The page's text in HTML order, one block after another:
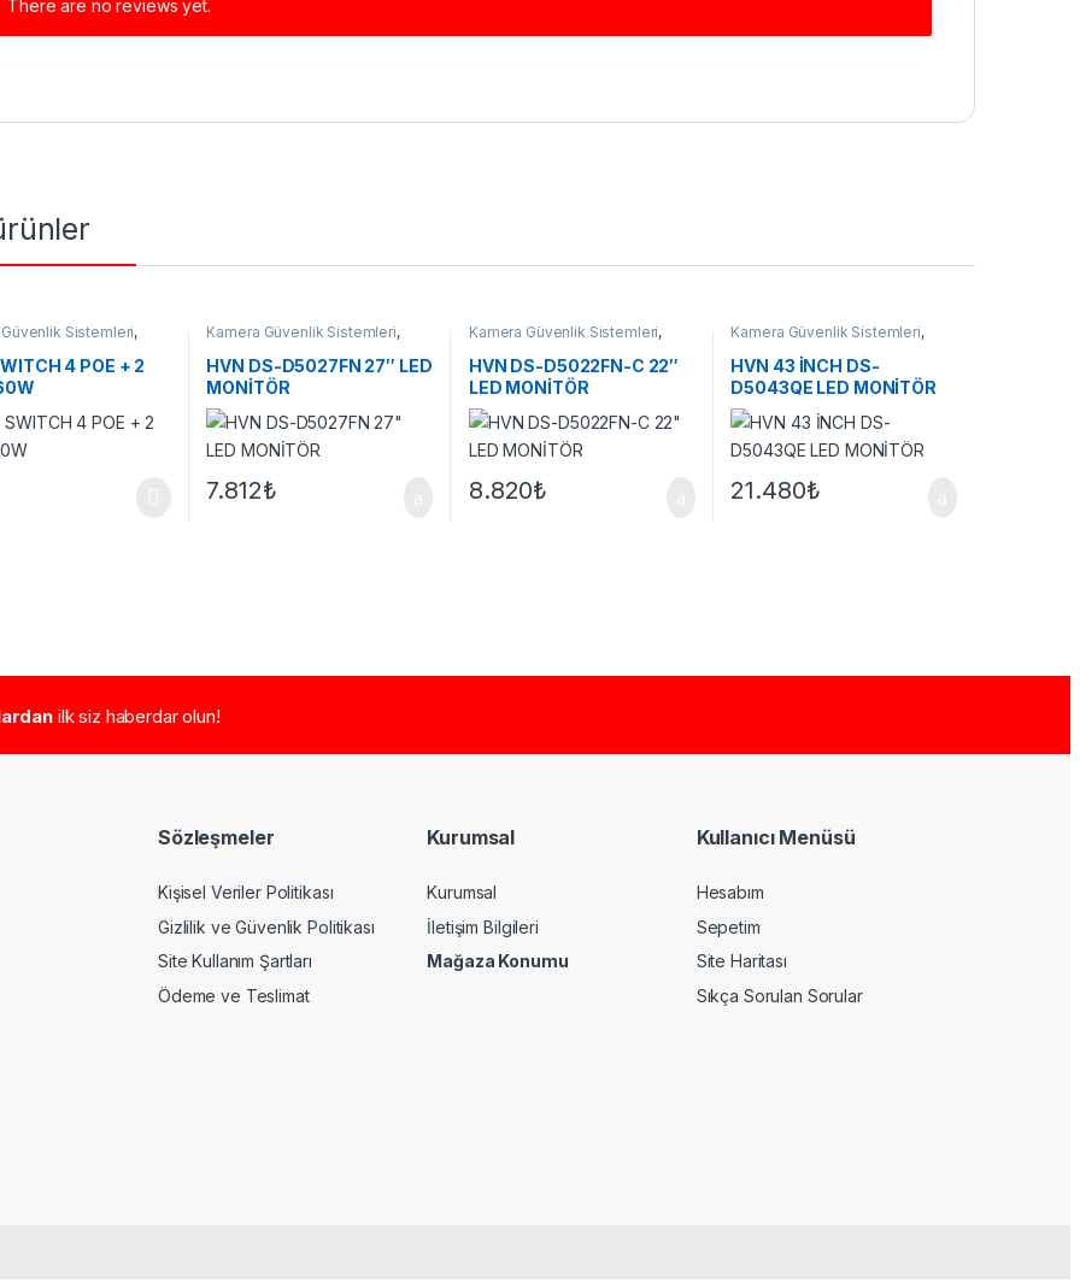
There are no reviews yet.
Sistemleri,
4 POE + 2
Kamera Güvenlik Sistemleri,
HVN DS-D5027FN 27″ LED
MONİTÖR
7.812₺
Kamera Güvenlik Sistemleri,
HVN DS-D5022FN-C 22″
LED MONİTÖR
8.820₺
Kamera Güvenlik Sistemleri,
HVN 43 İNCH DS-
D5043QE LED MONİTÖR
21.480₺
ilk siz haberdar olun!
Sözleşmeler
Kişisel Veriler Politikası
Gizlilik ve Güvenlik Politikası
Site Kullanım Şartları
Ödeme ve Teslimat
Kurumsal
Kurumsal
İletişim Bilgileri
Mağaza Konumu
Kullanıcı Menüsü
Hesabım
Sepetim
Site Haritası
Sıkça Sorulan Sorular